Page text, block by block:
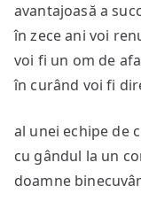
avantajoasă a
în zece ani voi
voi fi un om de
în curând voi fi
al unei echipe de
cu gândul la un
doamne